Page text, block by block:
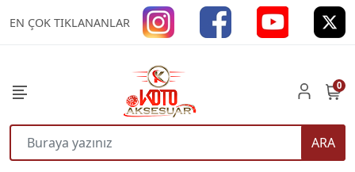
EN ÇOK TIKLANANLAR
ARA
0